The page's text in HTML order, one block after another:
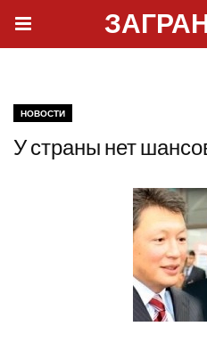
НОВОСТИ
У страны нет